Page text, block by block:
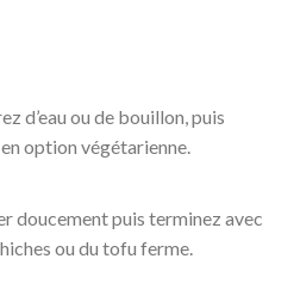
d’eau ou de bouillon, puis
option végétarienne.
doucement puis terminez avec
ou du tofu ferme.